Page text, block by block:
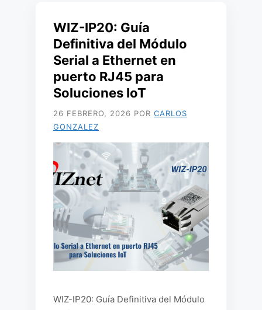
WIZ-IP20: Guía
Definitiva del Módulo
Serial a Ethernet en
puerto RJ45 para
Soluciones IoT
26 FEBRERO, 2026 POR CARLOS
GONZALEZ
WIZ-IP20: Guía Definitiva del Módulo